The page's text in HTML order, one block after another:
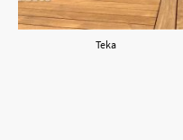
Teka